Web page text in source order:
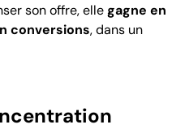
son offre, ellegagne en
conversions, dans un